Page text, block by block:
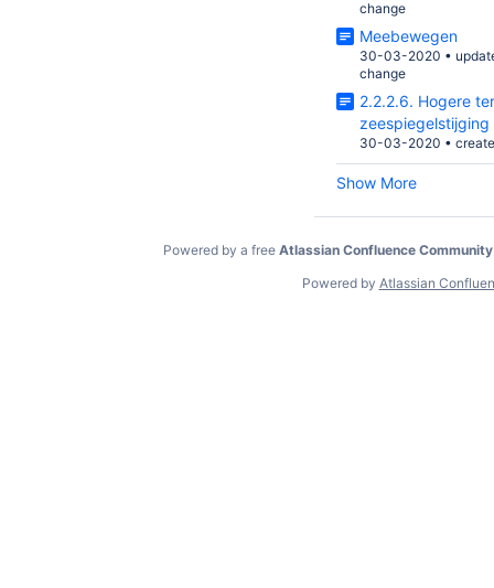
change
Meebewegen
30-03-2020 •
change
2.2.2.6. Hogere
zeespiegelstijging
30-03-2020 •
Show More
Powered by a free Atlassian Confluence
Powered by Atlassian